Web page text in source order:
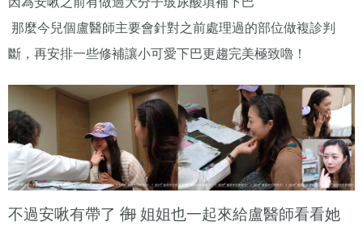
那麼今兒個盧醫師主要會針對之前處理過的部位做複診判
斷，再安排一些修補讓小可愛下巴更趨完美極致嚕！
不過安啾有帶了 御姐姐也一起來給盧醫師看看她